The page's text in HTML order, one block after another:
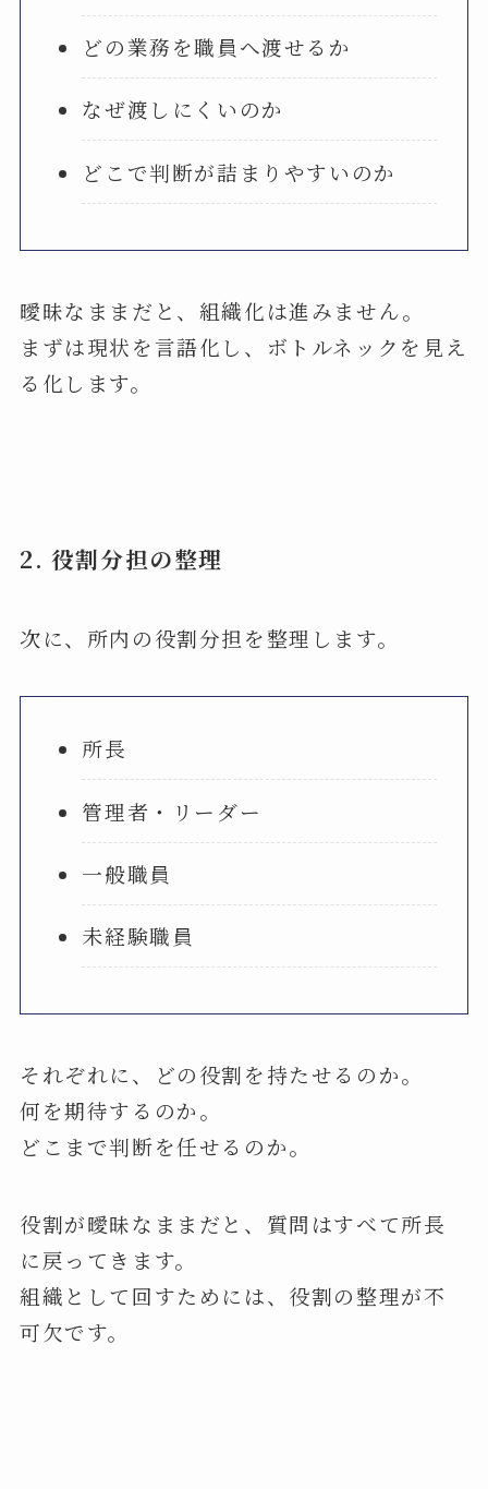
どの業務を職員へ渡せるか
なぜ渡しにくいのか
どこで判断が詰まりやすいのか
曖昧なままだと、組織化は進みません。
まずは現状を言語化し、ボトルネックを見え
る化します。
2. 役割分担の整理
次に、所内の役割分担を整理します。
所長
管理者・リーダー
一般職員
未経験職員
それぞれに、どの役割を持たせるのか。
何を期待するのか。
どこまで判断を任せるのか。
役割が曖昧なままだと、質問はすべて所長
に戻ってきます。
組織として回すためには、役割の整理が不
可欠です。